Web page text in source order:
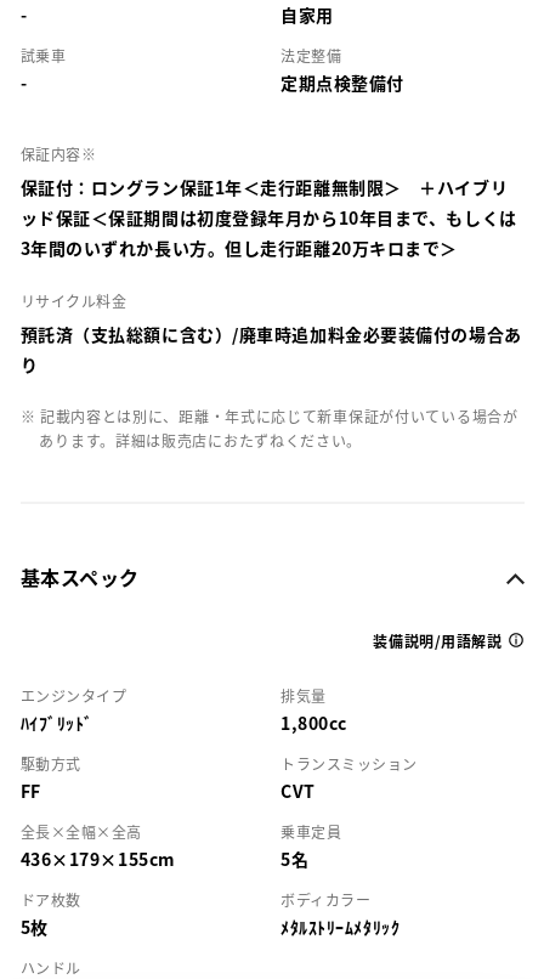
- 自家用
試乗車
-
法定整備
定期点検整備付
保証内容※
保証付：ロングラン保証1年＜走行距離無制限＞ ＋ハイブリ
ッド保証＜保証期間は初度登録年月から10年目まで、もしくは
3年間のいずれか長い方。但し走行距離20万キロまで＞
リサイクル料金
預託済（支払総額に含む）/廃車時追加料金必要装備付の場合あ
り
※ 記載内容とは別に、距離・年式に応じて新車保証が付いている場合が
あります。詳細は販売店におたずねください。
基本スペック
装備説明/用語解説
エンジンタイプ
ﾊｲﾌﾞﾘｯﾄﾞ
排気量
1,800cc
駆動方式
FF
トランスミッション
CVT
全長×全幅×全高
436×179×155cm
乗車定員
5名
ドア枚数
5枚
ボディカラー
ﾒﾀﾙｽﾄﾘｰﾑﾒﾀﾘｯｸ
ハンドル